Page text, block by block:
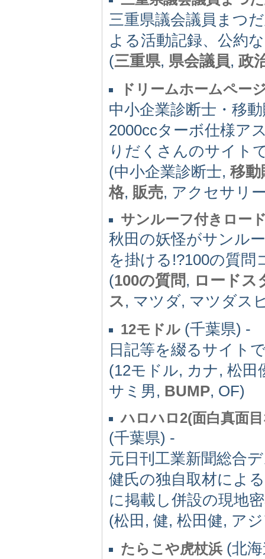
三重県議会議員まつ
よる活動記録、公約
(三重県, 県会議員, 政
ドリームホームペー
中小企業診断士・移
2000ccターボ仕様ア
りだくさんのサイト
(中小企業診断士, 移動
格, 販売, アクセサリ
サンルーフ付きロー
秋田の妖怪がサンル
を掛ける!?100の質問
(100の質問, ロードス
ス, マツダ, マツダス
12モドル (千葉県) -
日記等を綴るサイト
(12モドル, カナ, 松
サミ男, BUMP, OF)
ハロハロ2(面白真面
(千葉県) -
元日刊工業新聞総合
健氏の独自取材によ
に掲載し併設の現地
(松田, 健, 松田健, ア
たらこや虎杖浜 (北